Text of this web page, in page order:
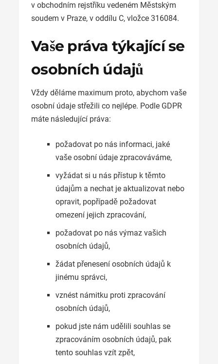
v obchodním rejstříku vedeném Městským
soudem v Praze, v oddílu C, vložce 316084.
Vaše práva týkající se
osobních údajů
Vždy děláme maximum proto, abychom vaše
osobní údaje střežili co nejlépe. Podle GDPR
máte následující práva:
požadovat po nás informaci, jaké
vaše osobní údaje zpracováváme,
vyžádat si u nás přístup k těmto
údajům a nechat je aktualizovat nebo
opravit, popřípadě požadovat
omezení jejich zpracování,
požadovat po nás výmaz vašich
osobních údajů,
žádat přenesení osobních údajů k
jinému správci,
vznést námitku proti zpracování
osobních údajů,
pokud jste nám udělili souhlas se
zpracováním osobních údajů, pak
tento souhlas vzít zpět,